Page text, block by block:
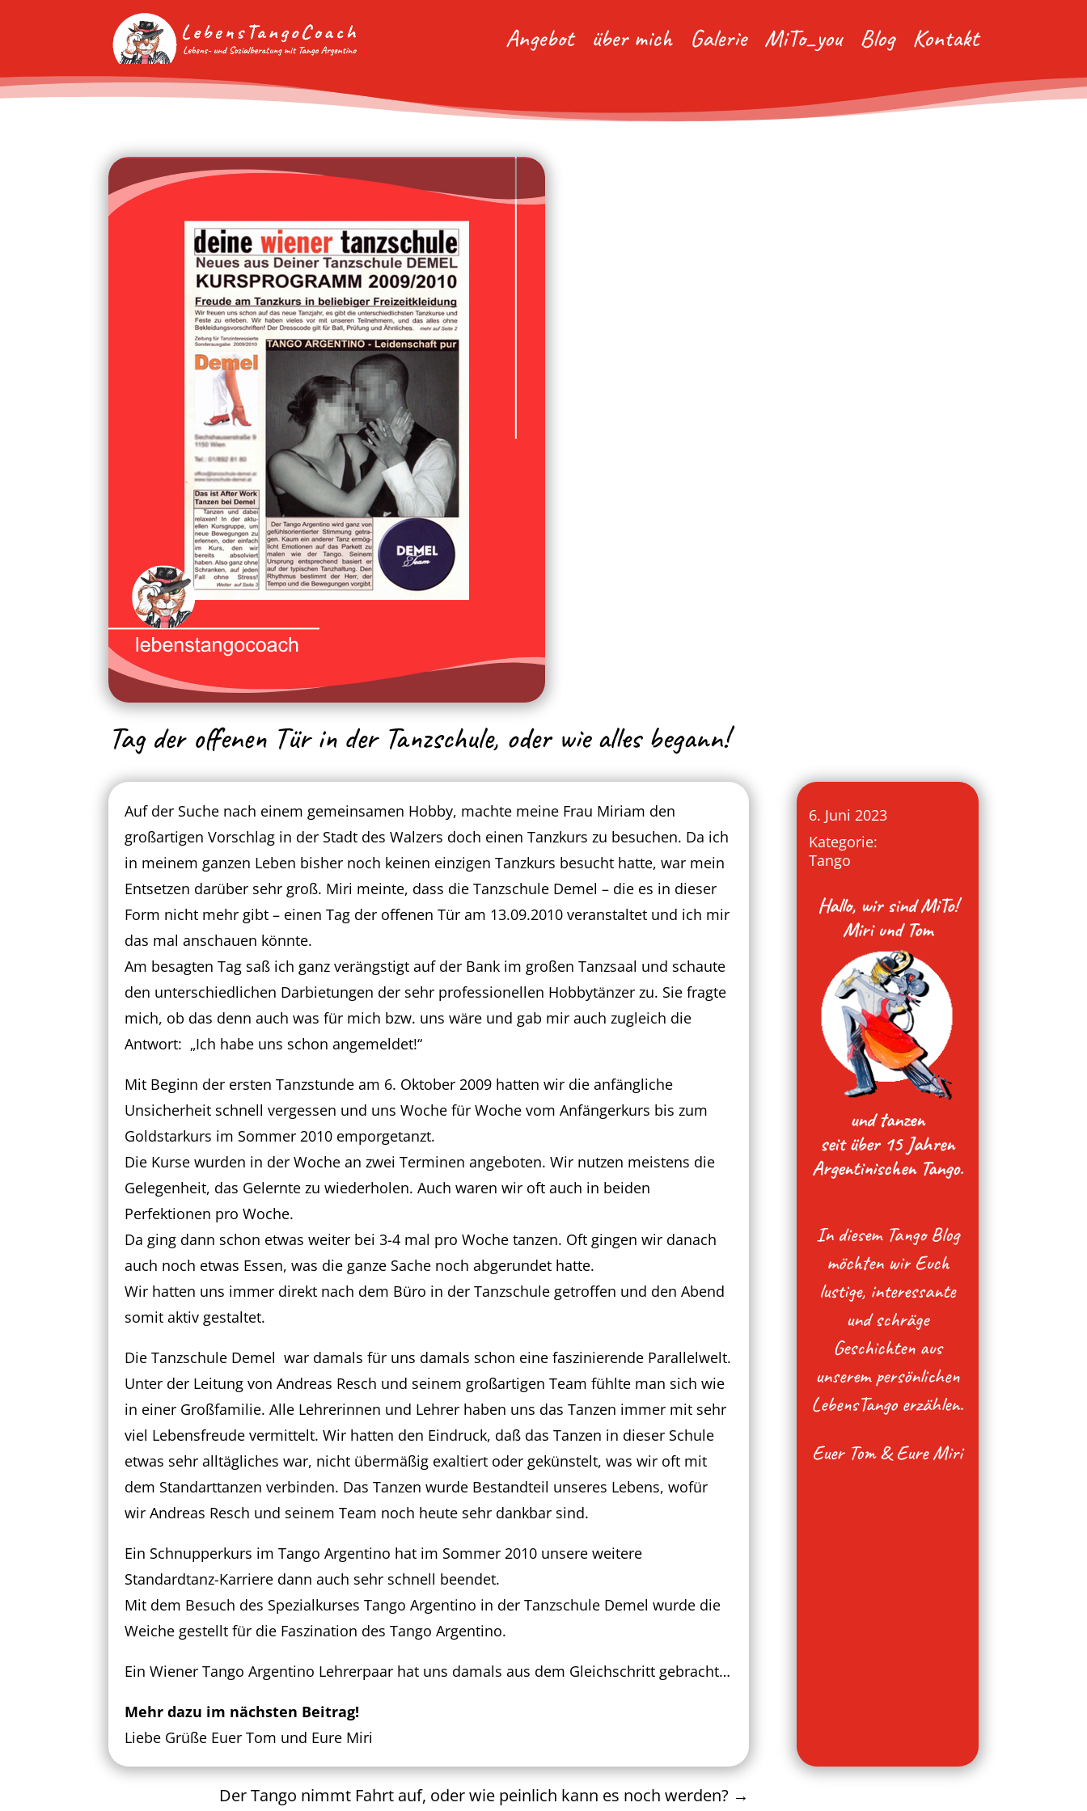
Angebot über mich Galerie MiTo_you Blog Kontakt
Tag der offenen Tür in der Tanzschule, oder wie alles begann!
Auf der Suche nach einem gemeinsamen Hobby, machte meine Frau Miriam den
großartigen Vorschlag in der Stadt des Walzers doch einen Tanzkurs zu besuchen. Da ich
in meinem ganzen Leben bisher noch keinen einzigen Tanzkurs besucht hatte, war mein
Entsetzen darüber sehr groß. Miri meinte, dass die Tanzschule Demel – die es in dieser
Form nicht mehr gibt – einen Tag der offenen Tür am 13.09.2010 veranstaltet und ich mir
das mal anschauen könnte.
Am besagten Tag saß ich ganz verängstigt auf der Bank im großen Tanzsaal und schaute
den unterschiedlichen Darbietungen der sehr professionellen Hobbytänzer zu. Sie fragte
mich, ob das denn auch was für mich bzw. uns wäre und gab mir auch zugleich die
Antwort: „Ich habe uns schon angemeldet!“
Mit Beginn der ersten Tanzstunde am 6. Oktober 2009 hatten wir die anfängliche
Unsicherheit schnell vergessen und uns Woche für Woche vom Anfängerkurs bis zum
Goldstarkurs im Sommer 2010 emporgetanzt.
Die Kurse wurden in der Woche an zwei Terminen angeboten. Wir nutzen meistens die
Gelegenheit, das Gelernte zu wiederholen. Auch waren wir oft auch in beiden
Perfektionen pro Woche.
Da ging dann schon etwas weiter bei 3-4 mal pro Woche tanzen. Oft gingen wir danach
auch noch etwas Essen, was die ganze Sache noch abgerundet hatte.
Wir hatten uns immer direkt nach dem Büro in der Tanzschule getroffen und den Abend
somit aktiv gestaltet.
Die Tanzschule Demel war damals für uns damals schon eine faszinierende Parallelwelt.
Unter der Leitung von Andreas Resch und seinem großartigen Team fühlte man sich wie
in einer Großfamilie. Alle Lehrerinnen und Lehrer haben uns das Tanzen immer mit sehr
viel Lebensfreude vermittelt. Wir hatten den Eindruck, daß das Tanzen in dieser Schule
etwas sehr alltägliches war, nicht übermäßig exaltiert oder gekünstelt, was wir oft mit
dem Standarttanzen verbinden. Das Tanzen wurde Bestandteil unseres Lebens, wofür
wir Andreas Resch und seinem Team noch heute sehr dankbar sind.
Ein Schnupperkurs im Tango Argentino hat im Sommer 2010 unsere weitere
Standardtanz-Karriere dann auch sehr schnell beendet.
Mit dem Besuch des Spezialkurses Tango Argentino in der Tanzschule Demel wurde die
Weiche gestellt für die Faszination des Tango Argentino.
Ein Wiener Tango Argentino Lehrerpaar hat uns damals aus dem Gleichschritt gebracht…
Mehr dazu im nächsten Beitrag!
Liebe Grüße Euer Tom und Eure Miri
6. Juni 2023
Kategorie:
Tango
Hallo, wir sind MiTo!
Miri und Tom
und tanzen
seit über 15 Jahren
Argentinischen Tango.
In diesem Tango Blog
möchten wir Euch
lustige, interessante
und schräge
Geschichten aus
unserem persönlichen
LebensTango erzählen.
Euer Tom & Eure Miri
Der Tango nimmt Fahrt auf, oder wie peinlich kann es noch werden? →